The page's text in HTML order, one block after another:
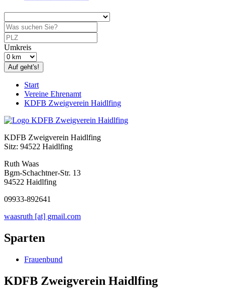
Umkreis
Auf geht's!
Start
Vereine Ehrenamt
KDFB Zweigverein Haidlfing
KDFB Zweigverein Haidlfing
Sitz: 94522 Haidlfing
Ruth Waas
Bgm-Schachtner-Str. 13
94522 Haidlfing
09933-892641
waasruth [at] gmail.com
Sparten
Frauenbund
KDFB Zweigverein Haidlfing